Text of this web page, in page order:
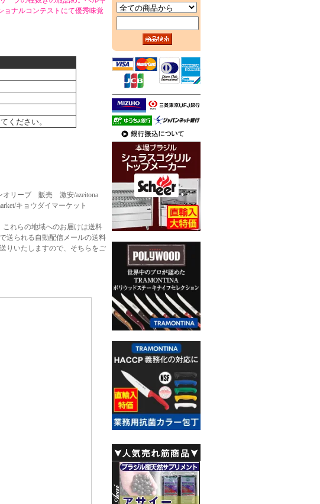
ョナルコンテストにて優秀味覚
ください。
オリーブ 販売 激安/azeitona
キョウダイマーケット
これらの地域へのお届けは送料
送られる自動配信メールの送料
りいたしますので、そちらをご